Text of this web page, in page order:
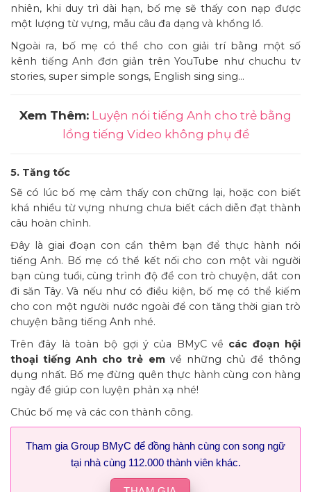
nhiên, khi duy trì dài hạn, bố mẹ sẽ thấy con nạp được
một lượng từ vựng, mẫu câu đa dạng và khổng lồ.
Ngoài ra, bố mẹ có thể cho con giải trí bằng một số
kênh tiếng Anh đơn giản trên YouTube như chuchu tv
stories, super simple songs, English sing sing…
Xem Thêm: Luyện nói tiếng Anh cho trẻ bằng
lồng tiếng Video không phụ đề
5. Tăng tốc
Sẽ có lúc bố mẹ cảm thấy con chững lại, hoặc con biết
khá nhiều từ vựng nhưng chưa biết cách diễn đạt thành
câu hoàn chỉnh.
Đây là giai đoạn con cần thêm bạn để thực hành nói
tiếng Anh. Bố mẹ có thể kết nối cho con một vài người
bạn cùng tuổi, cùng trình độ để con trò chuyện, dắt con
đi săn Tây. Và nếu như có điều kiện, bố mẹ có thể kiếm
cho con một người nước ngoài để con tăng thời gian trò
chuyện bằng tiếng Anh nhé.
Trên đây là toàn bộ gợi ý của BMyC về các đoạn hội
thoại tiếng Anh cho trẻ emvề những chủ đề thông
dụng nhất. Bố mẹ đừng quên thực hành cùng con hàng
ngày để giúp con luyện phản xạ nhé!
Chúc bố mẹ và các con thành công.
Tham gia Group BMyC để đồng hành cùng con song ngữ
tại nhà cùng 112.000 thành viên khác.